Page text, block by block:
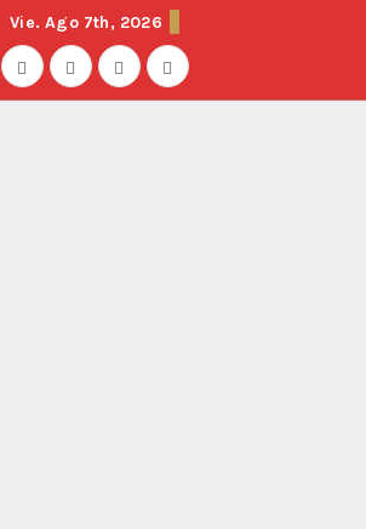
Vie. Ago 7th, 2026
de herramientas